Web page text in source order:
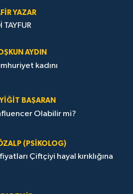
YAZAR
TAYFUR
AYDIN
kadını
BAŞARAN
Olabilir mi?
(PSIKOLOG)
Çiftçiyi hayal kırıklığına